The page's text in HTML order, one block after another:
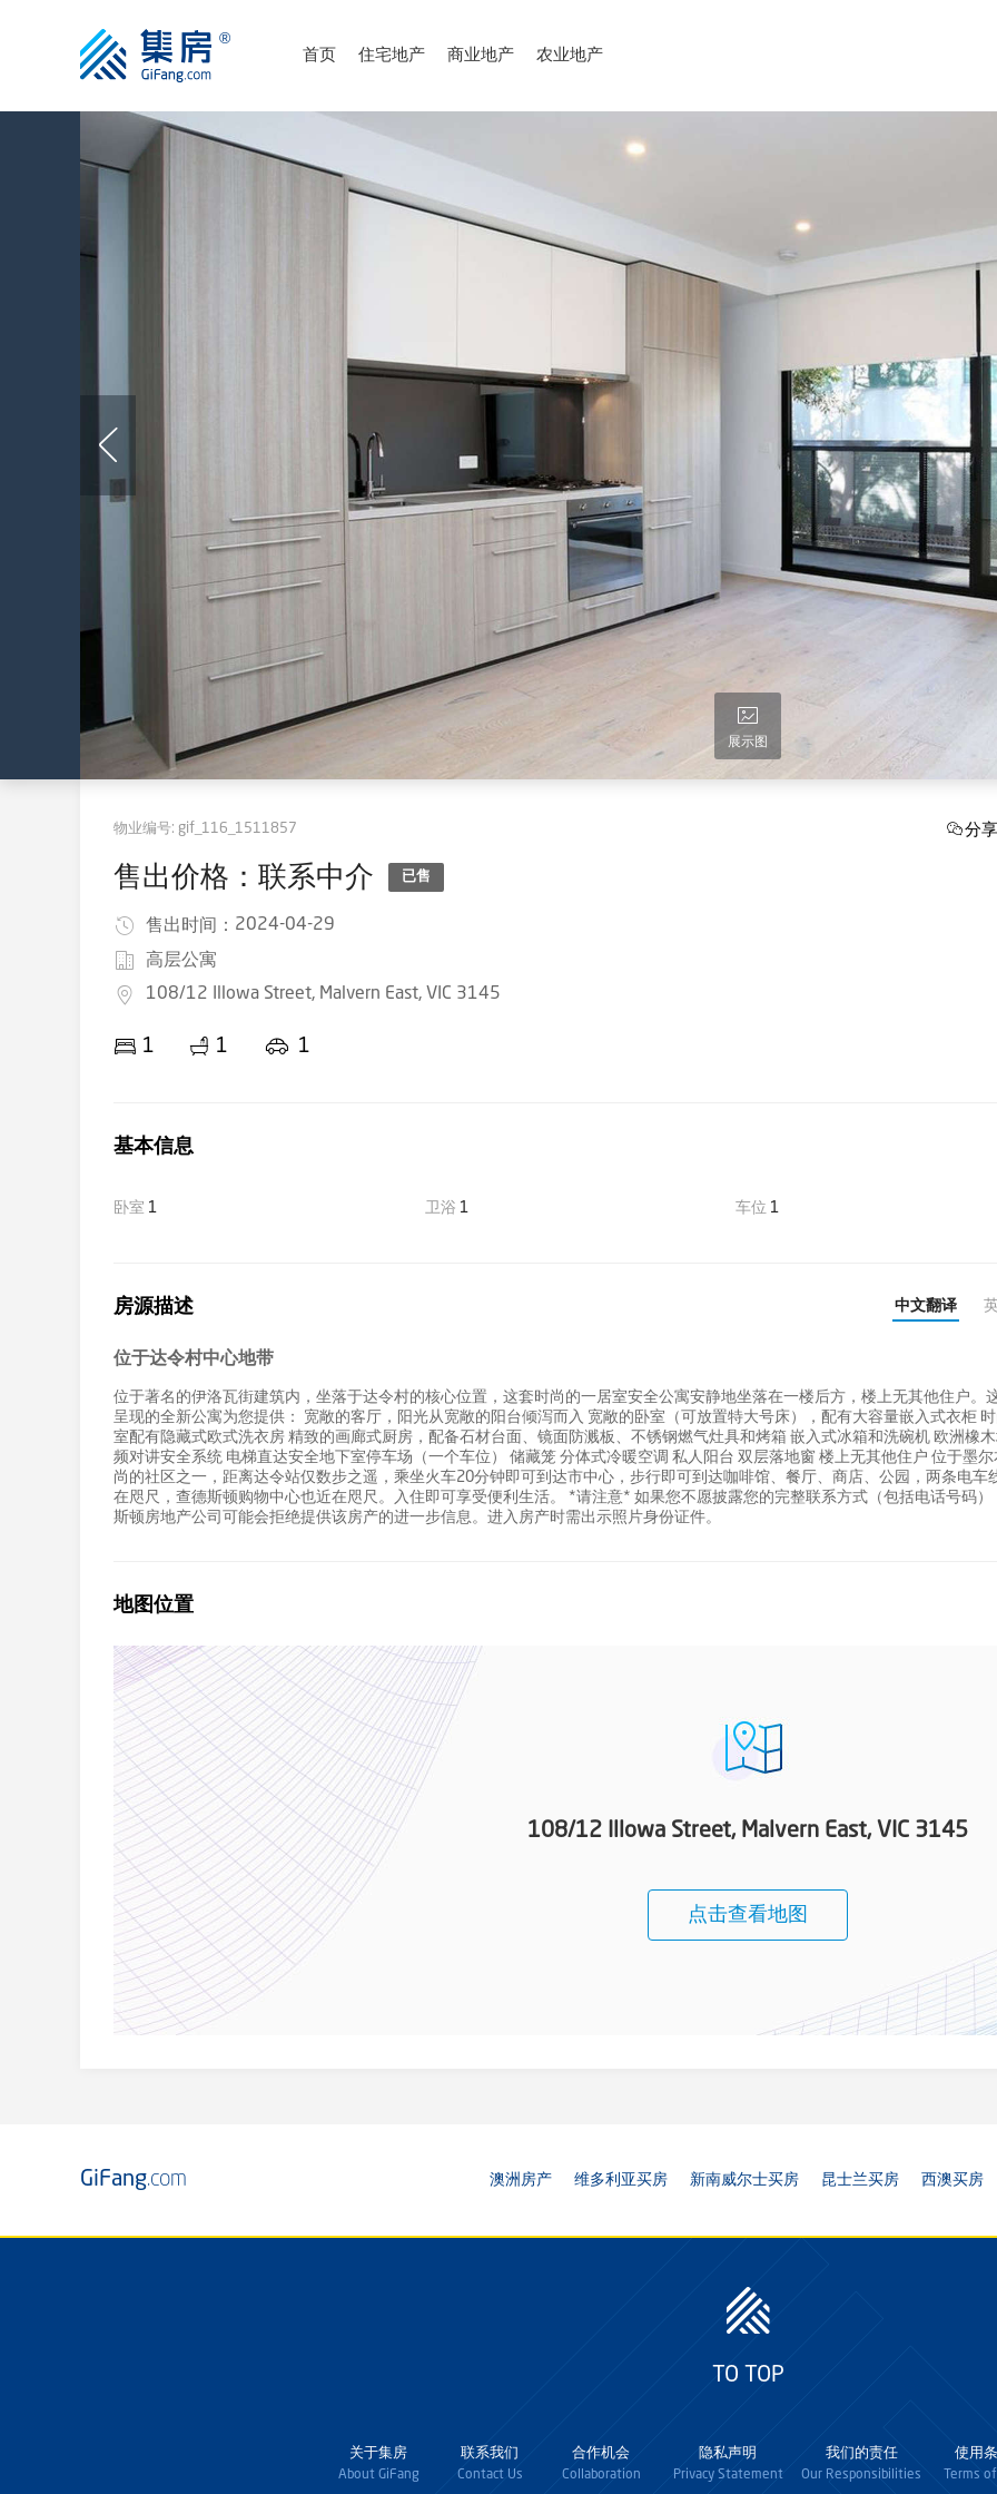
首页 住宅地产 商业地产 农业地产
展示图
物业编号: gif_116_1511857
售出价格：联系中介 已售
售出时间： 2024-04-29
高层公寓
108/12 Illowa Street, Malvern East, VIC 3145
1 1 1
分
基本信息
卧室 1 卫浴 1 车位 1
房源描述 中文翻译
位于达令村中心地带
位于著名的伊洛瓦街建筑内，坐落于达令村的核心位置，这套时尚的一居室安全公寓安静地坐落在一楼后方，楼上无其他住户。
呈现的全新公寓为您提供： 宽敞的客厅，阳光从宽敞的阳台倾泻而入 宽敞的卧室（可放置特大号床），配有大容量嵌入式衣柜
室配有隐藏式欧式洗衣房 精致的画廊式厨房，配备石材台面、镜面防溅板、不锈钢燃气灶具和烤箱 嵌入式冰箱和洗碗机 欧洲橡
频对讲安全系统 电梯直达安全地下室停车场（一个车位） 储藏笼 分体式冷暖空调 私人阳台 双层落地窗 楼上无其他住户 位于墨
尚的社区之一，距离达令站仅数步之遥，乘坐火车20分钟即可到达市中心，步行即可到达咖啡馆、餐厅、商店、公园，两条电车
在咫尺，查德斯顿购物中心也近在咫尺。入住即可享受便利生活。 *请注意* 如果您不愿披露您的完整联系方式（包括电话号码）
斯顿房地产公司可能会拒绝提供该房产的进一步信息。进入房产时需出示照片身份证件。
地图位置
108/12 Illowa Street, Malvern East, VIC 3145
点击查看地图
GiFang.com 澳洲房产 维多利亚买房 新南威尔士买房 昆士兰买房 西澳买房
TO TOP
关于集房
About GiFang
联系我们
Contact Us
合作机会
Collaboration
隐私声明
Privacy Statement
我们的责任
Our Responsibilities
使用
Terms